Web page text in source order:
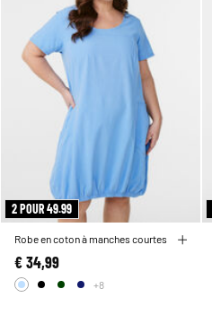
2 POUR 49.99
Robe en coton à manches courtes
€ 34,99
+8